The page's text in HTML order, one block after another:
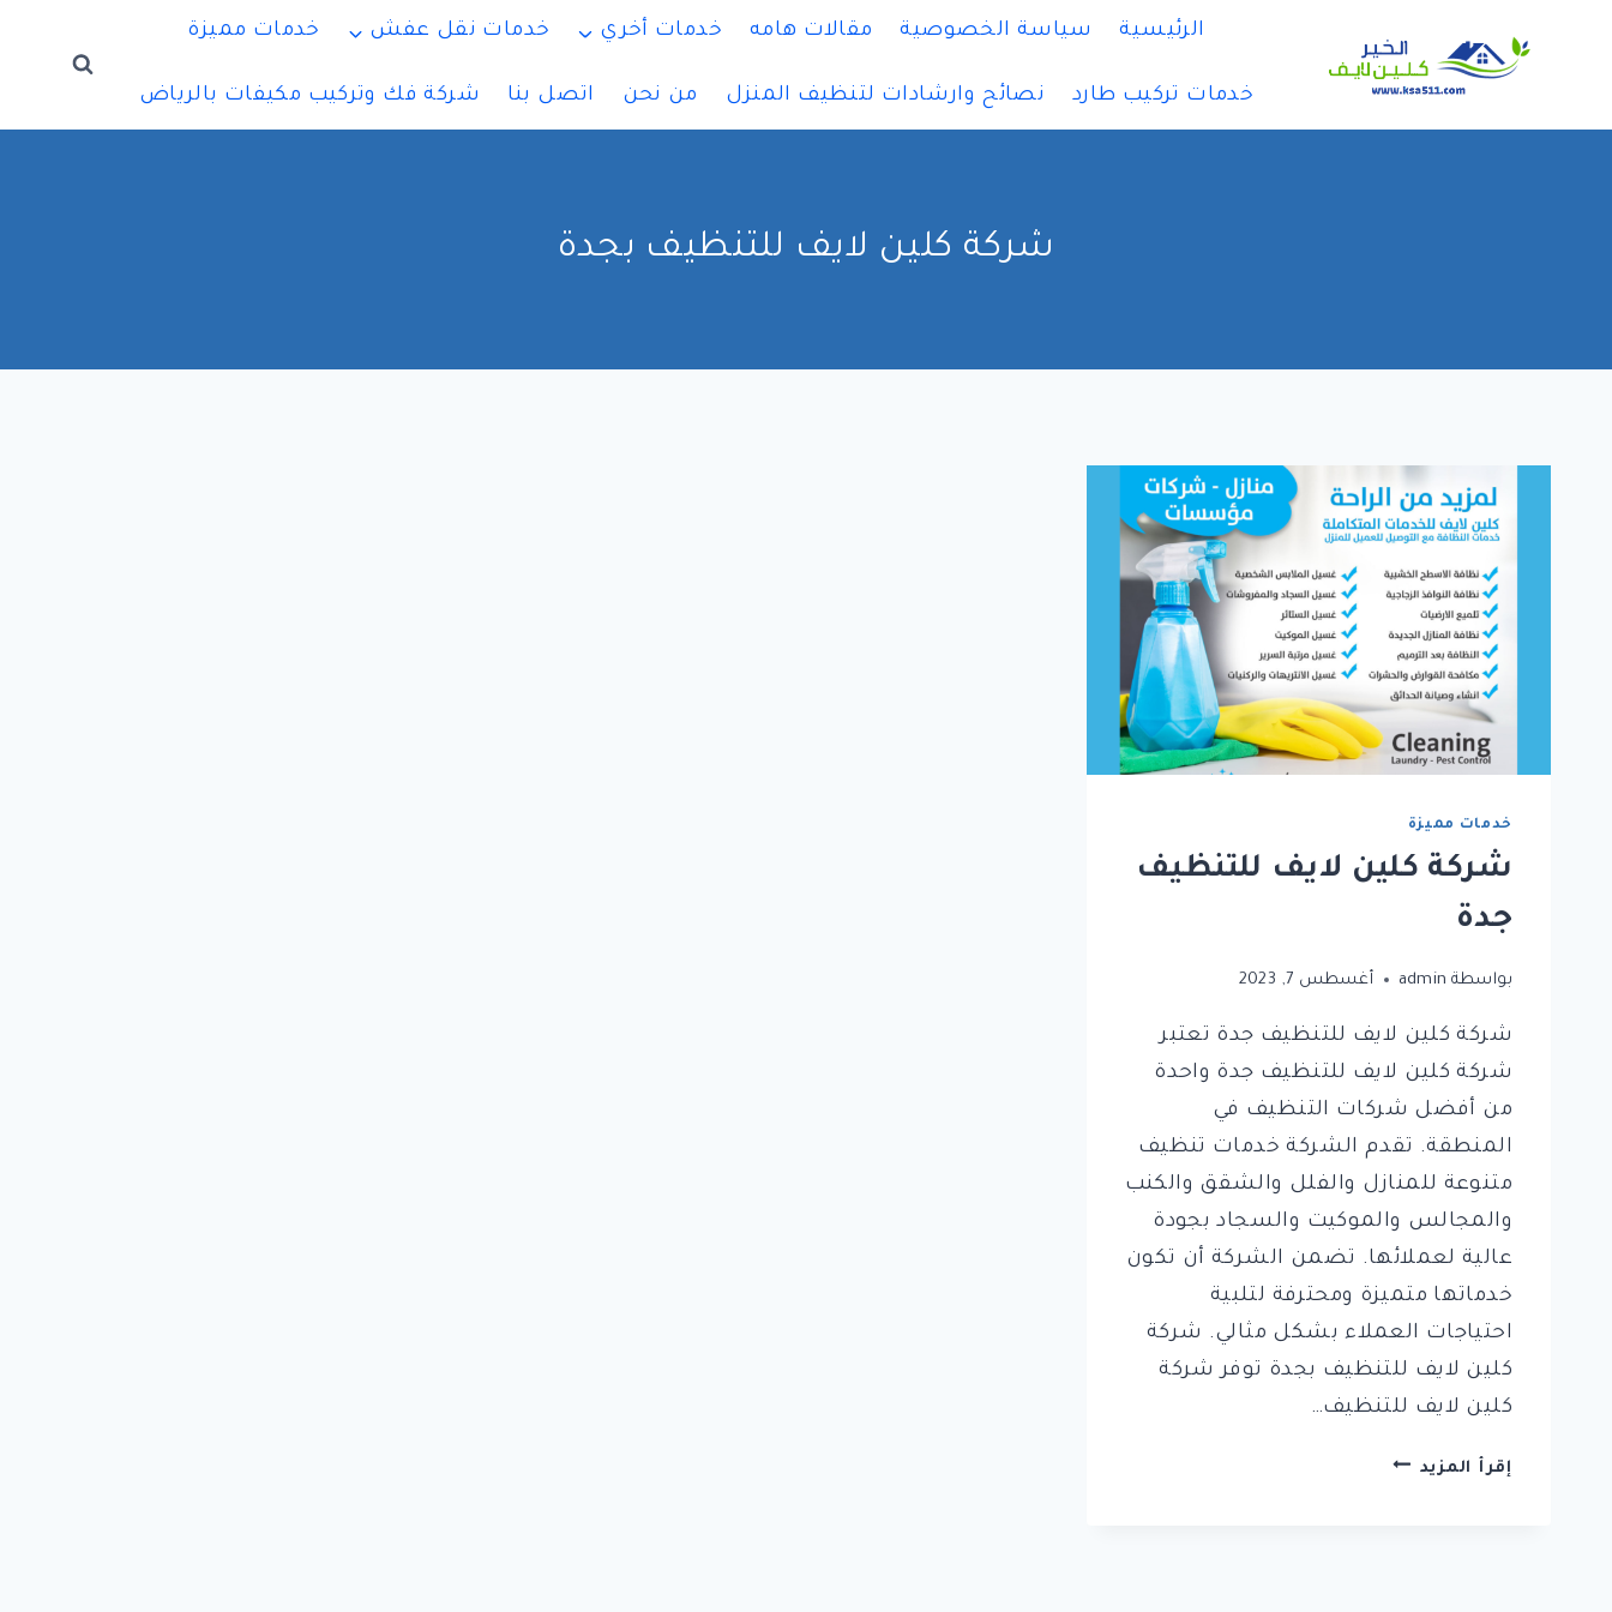
الرئيسية سياسة الخصوصية مقالات هامه خدمات أخري خدمات نقل عفش خدمات مميزة
خدمات تركيب طارد نصائح وارشادات لتنظيف المنزل من نحن اتصل بنا شركة فك وتركيب مكيفات بالرياض
شركة كلين لايف للتنظيف بجدة
خدمات مميزة
شركة كلين لايف للتنظيف
جدة
بواسطة admin أغسطس 7, 2023
شركة كلين لايف للتنظيف جدة تعتبر
شركة كلين لايف للتنظيف جدة واحدة
من أفضل شركات التنظيف في
المنطقة. تقدم الشركة خدمات تنظيف
متنوعة للمنازل والفلل والشقق والكنب
والمجالس والموكيت والسجاد بجودة
عالية لعملائها. تضمن الشركة أن تكون
خدماتها متميزة ومحترفة لتلبية
احتياجات العملاء بشكل مثالي. شركة
كلين لايف للتنظيف بجدة توفر شركة
كلين لايف للتنظيف…
إقرأ المزيد شركة